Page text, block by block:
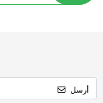
أرسل